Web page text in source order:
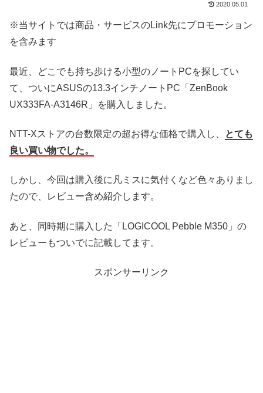
2020.05.01
※当サイトでは商品・サービスのLink先にプロモーション
を含みます
最近、どこでも持ち歩ける小型のノートPCを探してい
て、ついにASUSの13.3インチノートPC「ZenBook
UX333FA-A3146R」を購入しました。
NTT-Xストアの台数限定の超お得な価格で購入し、
とても
良い買い物でした。
しかし、今回は購入後に凡ミスに気付くなど色々ありまし
たので、レビュー含め紹介します。
あと、同時期に購入した「LOGICOOL Pebble M350」の
レビューもついでに記載してます。
スポンサーリンク